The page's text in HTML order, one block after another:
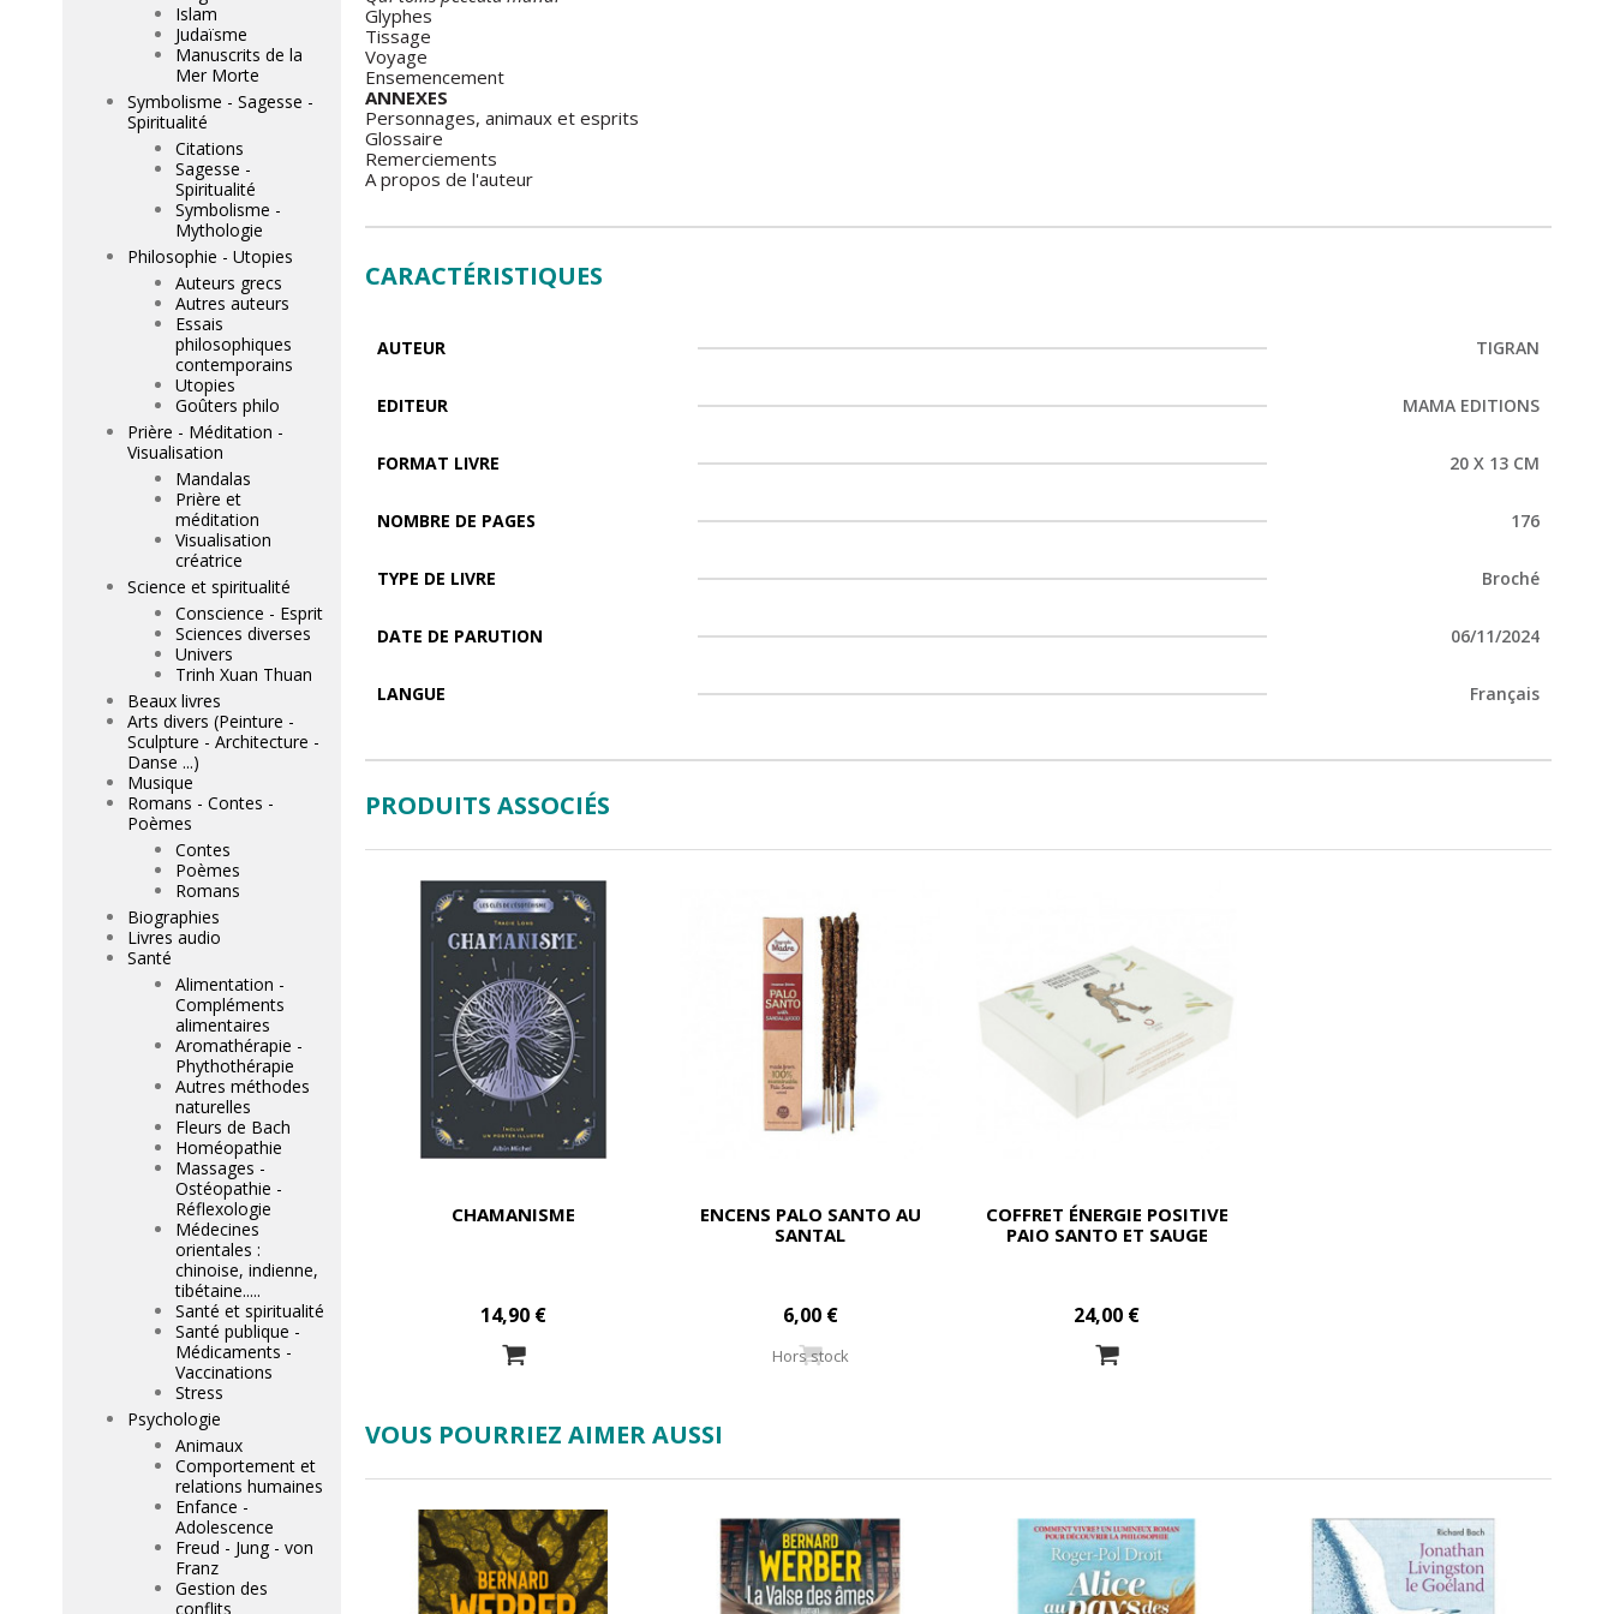
Glyphes
Tissage
Voyage
Ensemencement
ANNEXES
Personnages, animaux et esprits
Glossaire
Remerciements
A propos de l'auteur
CARACTÉRISTIQUES
AUTEUR TIGRAN
EDITEUR MAMA EDITIONS
FORMAT LIVRE 20 X 13 CM
NOMBRE DE PAGES 176
TYPE DE LIVRE Broché
DATE DE PARUTION 06/11/2024
LANGUE Français
PRODUITS ASSOCIÉS
CHAMANISME
14,90 €
ENCENS PALO SANTO AU
SANTAL
6,00 €
Hors stock
COFFRET ÉNERGIE POSITIVE
PAIO SANTO ET SAUGE
24,00 €
VOUS POURRIEZ AIMER AUSSI
Islam
Judaïsme
Manuscrits de la
Mer Morte
Symbolisme - Sagesse -
Spiritualité
Citations
Sagesse -
Spiritualité
Symbolisme -
Mythologie
Philosophie - Utopies
Auteurs grecs
Autres auteurs
Essais
philosophiques
contemporains
Utopies
Goûters philo
Prière - Méditation -
Visualisation
Mandalas
Prière et
méditation
Visualisation
créatrice
Science et spiritualité
Conscience - Esprit
Sciences diverses
Univers
Trinh Xuan Thuan
Beaux livres
Arts divers (Peinture -
Sculpture - Architecture -
Danse ...)
Musique
Romans - Contes -
Poèmes
Contes
Poèmes
Romans
Biographies
Livres audio
Santé
Alimentation -
Compléments
alimentaires
Aromathérapie -
Phythothérapie
Autres méthodes
naturelles
Fleurs de Bach
Homéopathie
Massages -
Ostéopathie -
Réflexologie
Médecines
orientales :
chinoise, indienne,
tibétaine.....
Santé et spiritualité
Santé publique -
Médicaments -
Vaccinations
Stress
Psychologie
Animaux
Comportement et
relations humaines
Enfance -
Adolescence
Freud - Jung - von
Franz
Gestion des
conflits